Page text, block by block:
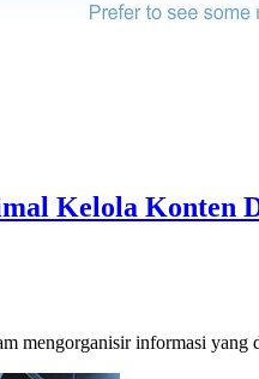
Kelola Konten
mengorganisir informasi